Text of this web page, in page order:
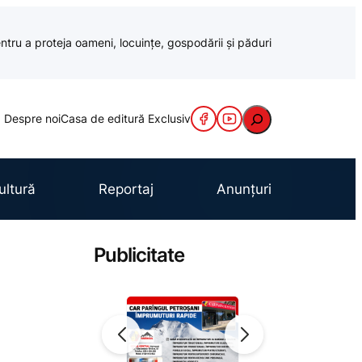
a proteja oameni, locuințe, gospodării și păduri
Despre noiCasa de editură Exclusiv Caută
Reportaj Anunțuri
Publicitate